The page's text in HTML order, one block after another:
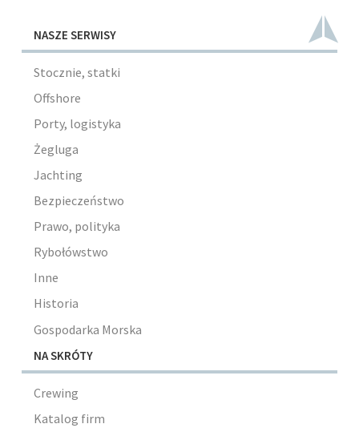
NASZE SERWISY
Stocznie, statki
Offshore
Porty, logistyka
Żegluga
Jachting
Bezpieczeństwo
Prawo, polityka
Rybołówstwo
Inne
Historia
Gospodarka Morska
NA SKRÓTY
Crewing
Katalog firm